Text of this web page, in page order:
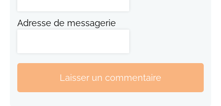
Adresse de messagerie
Laisser un commentaire